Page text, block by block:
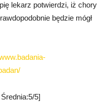
lekarz potwierdzi, iż chory
będzie mógł
5]